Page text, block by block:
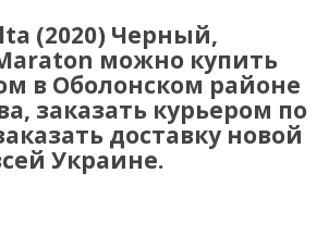
(2020) Черный,
можно купить
в Оболонском районе
заказать курьером по
доставку новой
Украине.